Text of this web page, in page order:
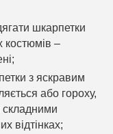
шкарпетки
костюмів –
з яскравим
або гороху,
складними
відтінках;